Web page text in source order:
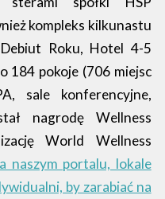
kompleks kilkunastu
Roku, Hotel 4-5
184 pokoje (706 miejsc
sale konferencyjne,
nagrodę Wellness
World Wellness
naszym portalu, lokale
by zarabiać na